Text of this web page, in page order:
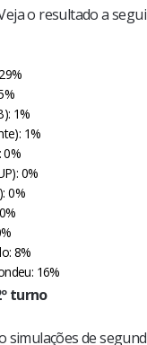
o resultado a
1%
1%
0%
0%
0%
8%
16%
turno
simulações de